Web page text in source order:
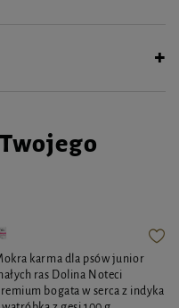
karma dla psów junior
ras Dolina Noteci
bogata w serca z indyka